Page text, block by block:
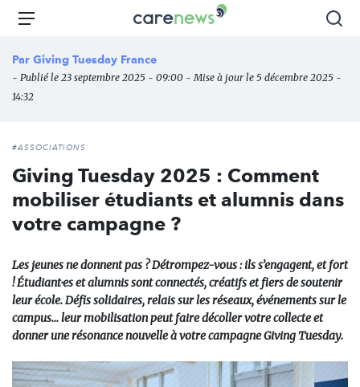
Aller
principal
Carenews,
des
Menu
Par Giving Tuesday France
- Publié le 23 septembre 2025 - 09:00 - Mise à jour le 5 décembre 2025 -
14:32
#ASSOCIATIONS
Giving Tuesday 2025 : Comment
mobiliser étudiants et alumnis dans
votre campagne ?
Les jeunes ne donnent pas ? Détrompez-vous : ils s’engagent, et fort
! Étudiant·es et alumnis sont connectés, créatifs et fiers de soutenir
leur école. Défis solidaires, relais sur les réseaux, événements sur le
campus… leur mobilisation peut faire décoller votre collecte et
donner une résonance nouvelle à votre campagne Giving Tuesday.